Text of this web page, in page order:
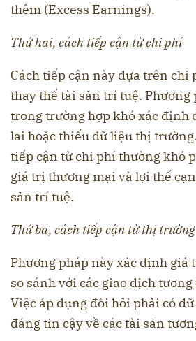
thêm (Excess Earnings).
Thứ hai, cách tiếp cận từ chi phí
Cách tiếp cận này dựa trên chi
thay thế tài sản trí tuệ. Phương
trong trường hợp khó xác định
lai hoặc thiếu dữ liệu thị
tiếp cận từ chi phí thường khó
giá trị thương mại và lợi thế
sản trí tuệ.
Thứ ba, cách tiếp cận từ thị trường
Phương pháp này xác định giá
so sánh với các giao dịch
Việc áp dụng đòi hỏi phải có
đáng tin cậy về các tài sản